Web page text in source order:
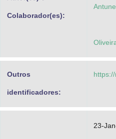
Colaborador(es):
Outros
identificadores:
23-